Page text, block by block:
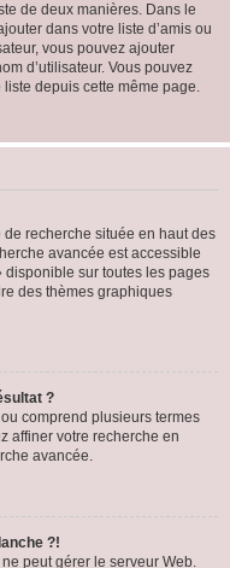
de deux manières. Dans le
dans votre liste d’amis ou
vous pouvez ajouter
d’utilisateur. Vous pouvez
depuis cette même page.
recherche située en haut des
avancée est accessible
sur toutes les pages
des thèmes graphiques
?
comprend plusieurs termes
affiner votre recherche en
avancée.
?!
peut gérer le serveur Web.